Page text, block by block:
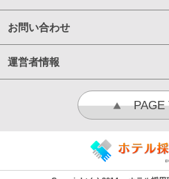
お問い合わせ
運営者情報
PAGE